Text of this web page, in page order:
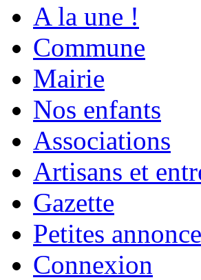
A la une !
Commune
Mairie
Nos enfants
Associations
Artisans et
Gazette
Petites
Connexion